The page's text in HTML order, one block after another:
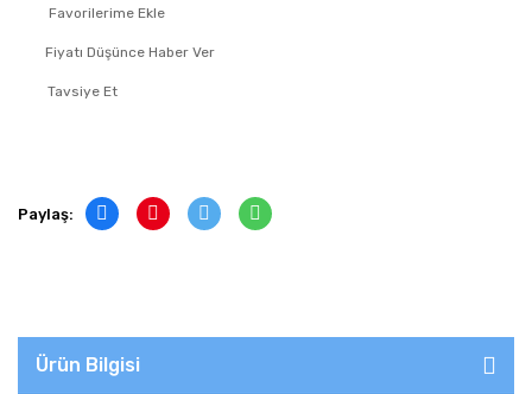
Fiyatı Düşünce Haber Ver
Tavsiye Et
Paylaş:
Ürün Bilgisi